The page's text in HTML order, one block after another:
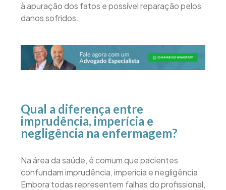
à apuração dos fatos e possível reparação pelos
danos sofridos.
Qual a diferença entre
imprudência, imperícia e
negligência na enfermagem?
Na área da saúde, é comum que pacientes
confundam imprudência, imperícia e negligência.
Embora todas representem falhas do profissional,